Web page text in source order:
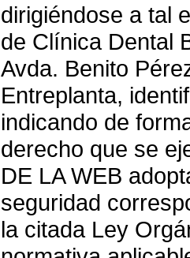
dirigiéndose a tal
de Clínica Dental
Avda. Benito
Entreplanta,
indicando de
derecho que se
DE LA WEB
seguridad
la citada Ley